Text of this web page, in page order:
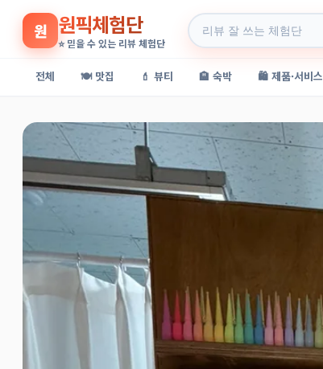
원 원픽체험단
⭐ 믿을 수 있는 리뷰 체험단
전체 🍽️ 맛집 💄 뷰티 🏨 숙박 🛍️ 제품·서비스